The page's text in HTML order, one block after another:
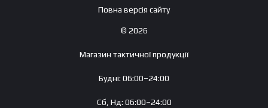
Повна версія сайту
© 2026
Магазин тактичної продукції
Будні: 06:00–24:00
Сб, Нд: 06:00–24:00